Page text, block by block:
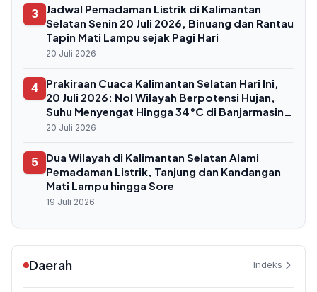
3
Jadwal Pemadaman Listrik di Kalimantan
Selatan Senin 20 Juli 2026, Binuang dan Rantau
Tapin Mati Lampu sejak Pagi Hari
20 Juli 2026
4
Prakiraan Cuaca Kalimantan Selatan Hari Ini,
20 Juli 2026: Nol Wilayah Berpotensi Hujan,
Suhu Menyengat Hingga 34°C di Banjarmasin
dan Tabalong
20 Juli 2026
5
Dua Wilayah di Kalimantan Selatan Alami
Pemadaman Listrik, Tanjung dan Kandangan
Mati Lampu hingga Sore
19 Juli 2026
Daerah Indeks